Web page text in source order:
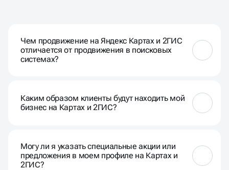
Чем продвижение на Яндекс Картах и 2ГИС
отличается от продвижения в поисковых
системах?
связанных с картами и геолокацией, что особенно
важно для бизнесов с физическим
Каким образом клиенты будут находить мой
бизнес на Картах и 2ГИС?
деятельностью, и при просмотре карт в
соответствующих приложениях.
Могу ли я указать специальные акции или
предложения в моем профиле на Картах и
2ГИС?